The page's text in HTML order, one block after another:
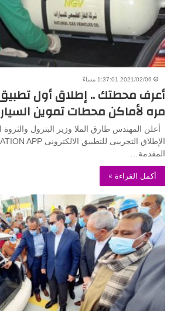
2021/02/06 1:37:01 مساءً
أعرف محطتك .. إطلاق أول
مره لأماكن محطات تموين
أعلن المهندس طارق الملا وزير البترول والثروة
المقدمة…
أكمل القراءة »